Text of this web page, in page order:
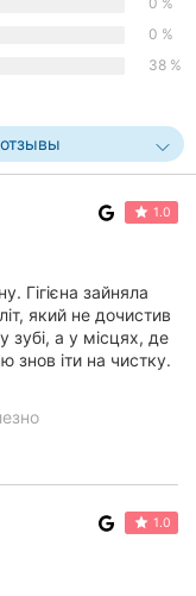
0 %
38 %
1.0
Гігієна зайняла
який не дочистив
зубі, а у місцях, де
знов іти на чистку.
1.0